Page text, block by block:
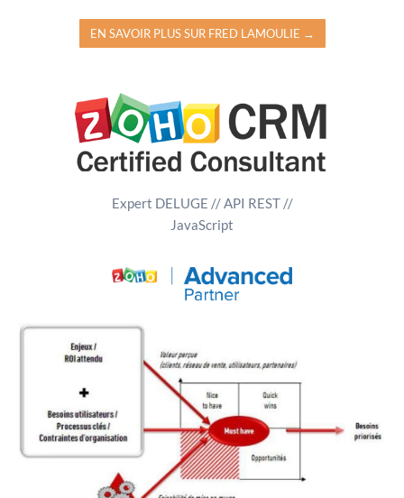
EN SAVOIR PLUS SUR FRED LAMOULIE →
Expert DELUGE // API REST //
JavaScript